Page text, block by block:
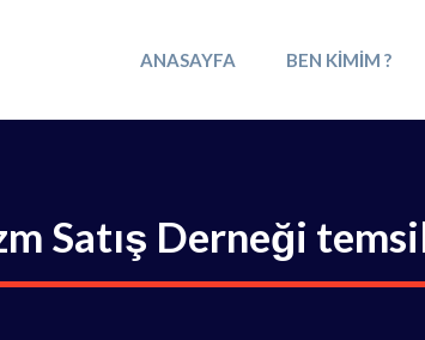
ANASAYFA BEN KIMIM ?
Satış Derneği